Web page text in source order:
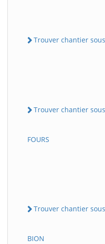
Trouver chantier
Trouver chantier
FOURS
Trouver chantier
BION